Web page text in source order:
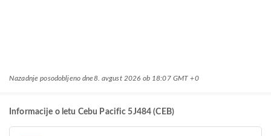
Nazadnje posodobljeno dne8. avgust 2026 ob 18:07 GMT +0
Informacije o letu Cebu Pacific 5J484 (CEB)